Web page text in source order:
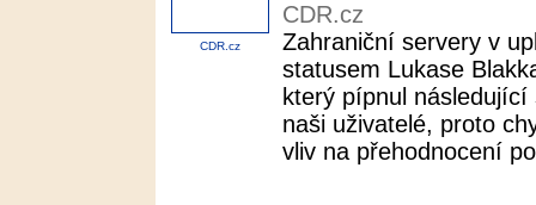
CDR.cz
CDR.cz
Zahraniční servery v
statusem Lukase
který pípnul
naši uživatelé, proto
vliv na přehodnocení